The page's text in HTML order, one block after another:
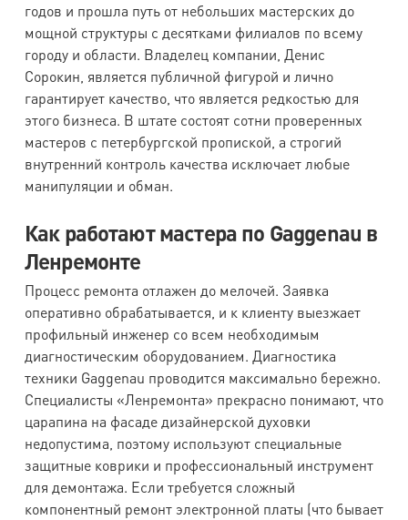
годов и прошла путь от небольших мастерских до
мощной структуры с десятками филиалов по всему
городу и области. Владелец компании, Денис
Сорокин, является публичной фигурой и лично
гарантирует качество, что является редкостью для
этого бизнеса. В штате состоят сотни проверенных
мастеров с петербургской пропиской, а строгий
внутренний контроль качества исключает любые
манипуляции и обман.
Как работают мастера по Gaggenau в
Ленремонте
Процесс ремонта отлажен до мелочей. Заявка
оперативно обрабатывается, и к клиенту выезжает
профильный инженер со всем необходимым
диагностическим оборудованием. Диагностика
техники Gaggenau проводится максимально бережно.
Специалисты «Ленремонта» прекрасно понимают, что
царапина на фасаде дизайнерской духовки
недопустима, поэтому используют специальные
защитные коврики и профессиональный инструмент
для демонтажа. Если требуется сложный
компонентный ремонт электронной платы (что бывает